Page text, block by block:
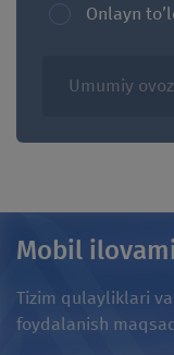
Onlayn
Umumiy
Mobil
Tizim qulayliklari
foydalanish